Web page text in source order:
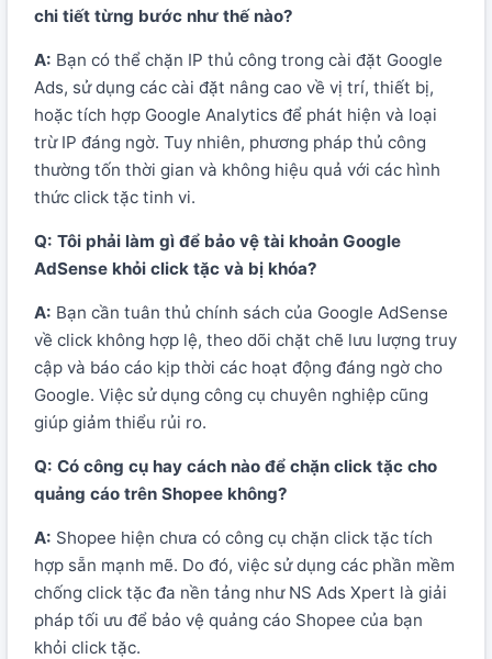
chi tiết từng bước như thế nào?
A: Bạn có thể chặn IP thủ công trong cài đặt Google
Ads, sử dụng các cài đặt nâng cao về vị trí, thiết bị,
hoặc tích hợp Google Analytics để phát hiện và loại
trừ IP đáng ngờ. Tuy nhiên, phương pháp thủ công
thường tốn thời gian và không hiệu quả với các hình
thức click tặc tinh vi.
Q: Tôi phải làm gì để bảo vệ tài khoản Google
AdSense khỏi click tặc và bị khóa?
A: Bạn cần tuân thủ chính sách của Google AdSense
về click không hợp lệ, theo dõi chặt chẽ lưu lượng truy
cập và báo cáo kịp thời các hoạt động đáng ngờ cho
Google. Việc sử dụng công cụ chuyên nghiệp cũng
giúp giảm thiểu rủi ro.
Q: Có công cụ hay cách nào để chặn click tặc cho
quảng cáo trên Shopee không?
A: Shopee hiện chưa có công cụ chặn click tặc tích
hợp sẵn mạnh mẽ. Do đó, việc sử dụng các phần mềm
chống click tặc đa nền tảng như NS Ads Xpert là giải
pháp tối ưu để bảo vệ quảng cáo Shopee của bạn
khỏi click tặc.